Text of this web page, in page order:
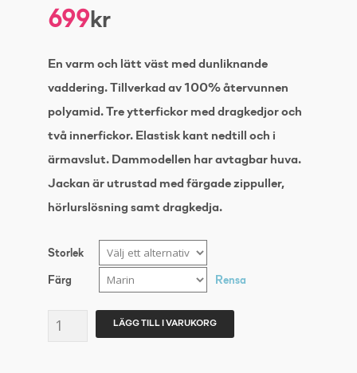
699kr
En varm och lätt väst med dunliknande
vaddering. Tillverkad av 100% återvunnen
polyamid. Tre ytterfickor med dragkedjor och
två innerfickor. Elastisk kant nedtill och i
ärmavslut. Dammodellen har avtagbar huva.
Jackan är utrustad med färgade zippuller,
hörlurslösning samt dragkedja.
Storlek
Färg Rensa
NEW
LÄGG TILL I VARUKORG